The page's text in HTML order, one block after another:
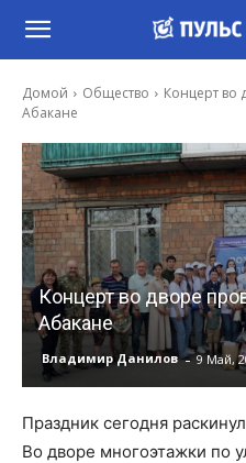
Домой Общество
Концерт во
Абакане
Концерт во дворе
Абакане
Владимир Данилов - 9 Май,
Праздник сегодня
Во дворе многоэтажки по